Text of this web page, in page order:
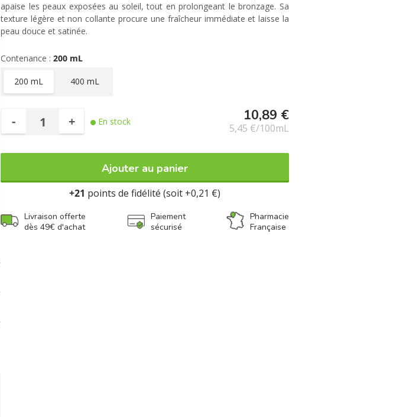
apaise les peaux exposées au soleil, tout en prolongeant le bronzage. Sa
texture légère et non collante procure une fraîcheur immédiate et laisse la
peau douce et satinée.
Contenance : 200 mL
200 mL 400 mL
En stock
- + 10,89 €
5,45 €/100mL
Ajouter au panier
+21 points de fidélité (soit +0,21 €)
Livraison offerte
dès 49€ d'achat
Paiement
sécurisé
Pharmacie
Française